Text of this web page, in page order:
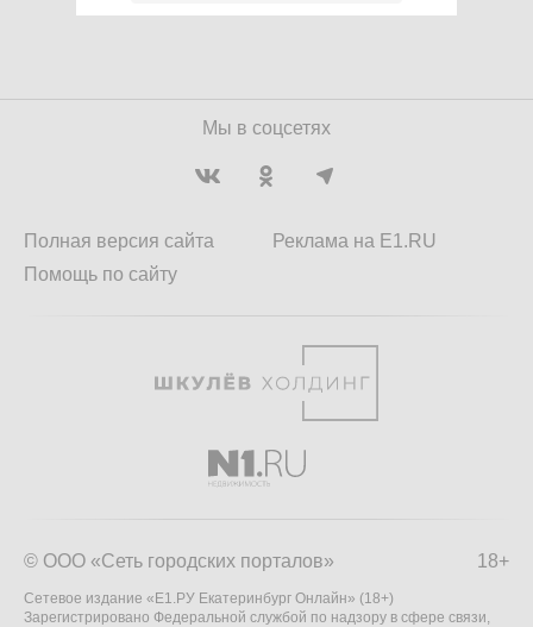
Мы в соцсетях
Полная версия сайта
Помощь по сайту
Реклама на E1.RU
18+
© ООО «Сеть городских порталов»
Сетевое издание «Е1.РУ Екатеринбург Онлайн» (18+)
Зарегистрировано Федеральной службой по надзору в сфере связи,